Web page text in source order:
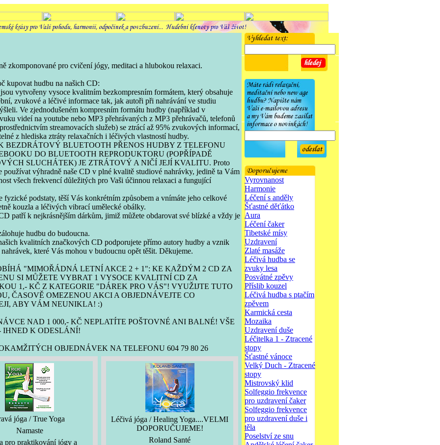
zkomponované pro cvičení jógy, meditaci a hlubokou relaxaci.
kupovat hudbu na našich CD:
vytvořeny vysoce kvalitním bezkompresním formátem, který obsahuje
zvukové a léčivé informace tak, jak autoři při nahrávání ve studiu
Ve zjednodušeném kompresním formátu hudby (například v
videí na youtube nebo MP3 přehrávaných z MP3 přehrávačů, telefonů
streamovacích služeb) se ztrácí až 95% zvukových informací,
z hlediska ztráty relaxačních i léčivých vlastností hudby.
BEZDRÁTOVÝ BLUETOOTH PŘENOS HUDBY Z TELEFONU
DO BLUETOOTH REPRODUKTORU (POPŘÍPADĚ
SLUCHÁTEK) JE ZTRÁTOVÝ A NIČÍ JEJÍ KVALITU. Proto
používat výhradně naše CD v plné kvalitě studiové nahrávky, jedině ta Vám
všech frekvencí důležitých pro Vaši účinnou relaxaci a fungující
fyzické podstaty, těší Vás konkrétním způsobem a vnímáte jeho celkové
kouzla a léčivých vibrací umělecké obálky.
patří k nejkrásnějším dárkům, jimiž můžete obdarovat své blízké a vždy je
hudbu do budoucna.
kvalitních značkových CD podporujete přímo autory hudby a vznik
které Vás mohou v budoucnu opět těšit. Děkujeme.
"MIMOŘÁDNÁ LETNÍ AKCE 2 + 1": KE KAŽDÝM 2 CD ZA
SI MŮŽETE VYBRAT 1 VYSOCE KVALITNÍ CD ZA
1,- KČ Z KATEGORIE "DÁREK PRO VÁS"! VYUŽIJTE TUTO
ČASOVĚ OMEZENOU AKCI A OBJEDNÁVEJTE CO
ABY VÁM NEUNIKLA! :)
NAD 1 000,- KČ NEPLATÍTE POŠTOVNÉ ANI BALNÉ! VŠE
IHNED K ODESLÁNÍ!
OBJEDNÁVEK NA TELEFONU 604 79 80 26
jóga / True Yoga
Namaste
pro praktikování jógy a
Léčivá jóga / Healing Yoga....VELMI
DOPORUČUJEME!
Roland Santé
Vyrovnanost
Harmonie
Léčení s anděly
Šťastné děťátko
Aura
Léčení čaker
Tibetské mísy
Uzdravení
Zlaté masáže
Léčivá hudba se
zvuky lesa
Posvátné zpěvy
Příslib kouzel
Léčivá hudba s ptačím
zpěvem
Karmická cesta
Mozaika
Uzdravení duše
Léčitelka 1 - Ztracené
stopy
Šťastné vánoce
Velký Duch - Ztracené
stopy
Mistrovský klid
Solfeggio frekvence
pro uzdravení čaker
Solfeggio frekvence
pro uzdravení duše i
těla
Poselství ze snu